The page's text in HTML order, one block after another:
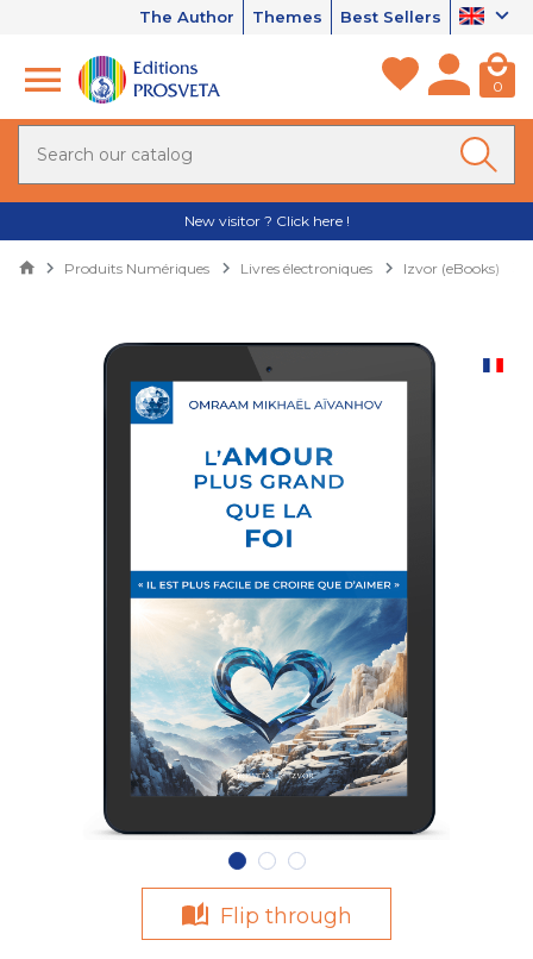
The Author Themes Best Sellers
0
New visitor ? Click here !
Produits Numériques Livres électroniques Izvor (eBooks)
Flip through